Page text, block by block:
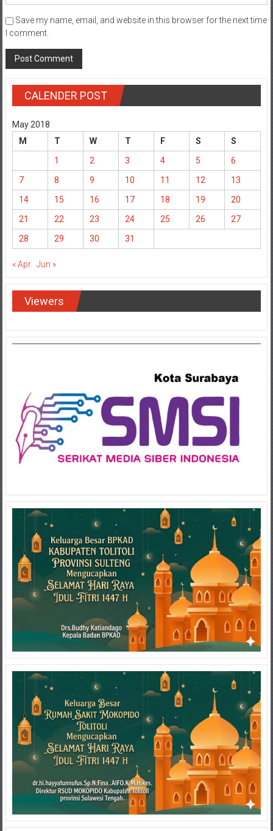
Save my name, email, and website in this browser for the next time
I comment.
CALENDER POST
May 2018
M
T W T F S
S
1
2 3 4 5
6
7
8 9 10 11 12
13
14
15 16 17 18 19
20
21
22 23 24 25 26
27
28
29 30 31
« Apr Jun »
Viewers